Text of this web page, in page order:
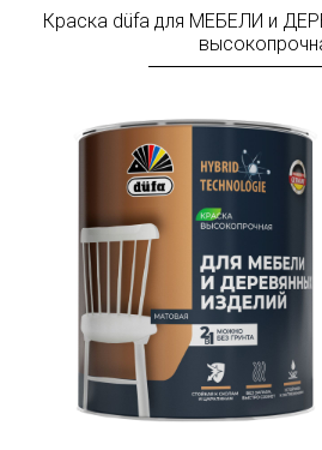
Краска düfa для МЕБЕЛИ и